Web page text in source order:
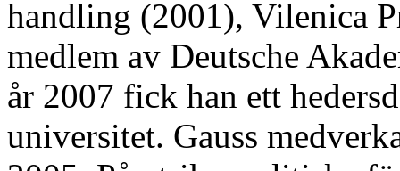
handling (2001), Vilenica
medlem av Deutsche
år 2007 fick han ett
universitet. Gauss